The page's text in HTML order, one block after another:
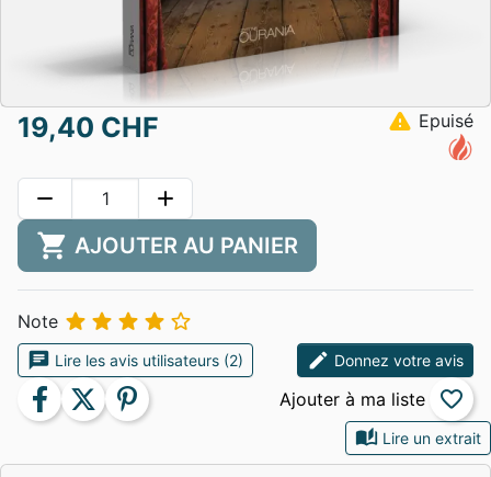
auto_stories Lire un extrait
19,40 CHF warning Epuisé
remove add
shopping_cart AJOUTER AU PANIER
Note     
chat Lire les avis utilisateurs (2) edit Donnez votre avis
facebook twitter pinterest favorite_border